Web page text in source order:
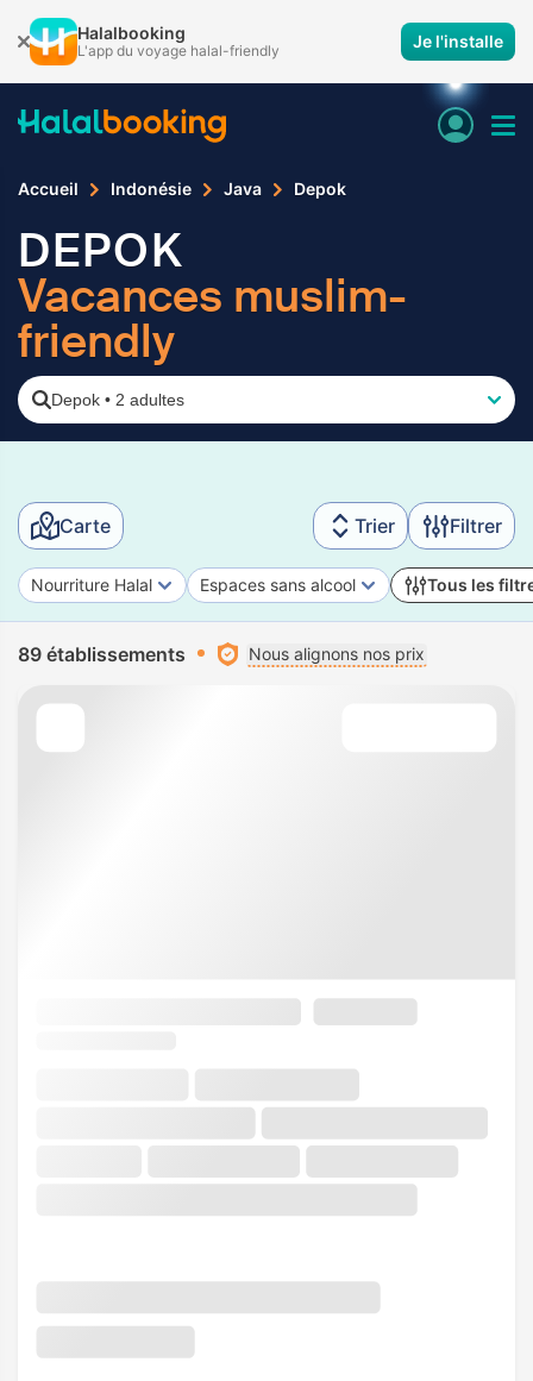
Halalbooking
L'app du voyage halal-friendly Je l'installe
Accueil Indonésie Java Depok
DEPOK
Vacances muslim-
friendly
Depok • 2 adultes
Carte Trier Filtrer
Nourriture Halal Espaces sans alcool Tous les
89 établissements Nous alignons nos prix